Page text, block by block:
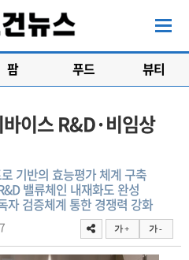
팜 푸드 뷰티
이스 R&D·비임상
기반의 효능평가 체계 구축
밸류체인 내재화도 완성
자 검증체계 통한 경쟁력 강화
가 + 가 -